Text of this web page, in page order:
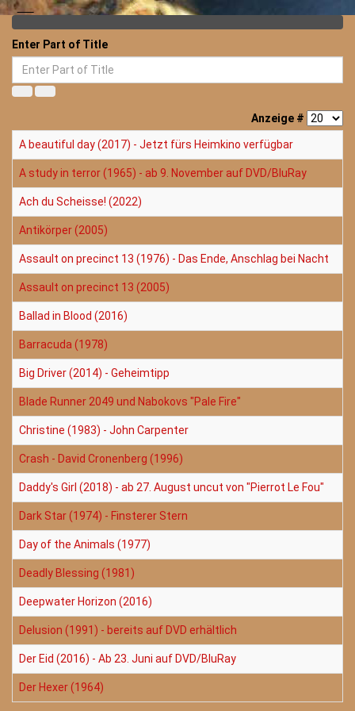
Enter Part of Title
Anzeige #
A beautiful day (2017) - Jetzt fürs Heimkino verfügbar
A study in terror (1965) - ab 9. November auf DVD/BluRay
Ach du Scheisse! (2022)
Antikörper (2005)
Assault on precinct 13 (1976) - Das Ende, Anschlag bei Nacht
Assault on precinct 13 (2005)
Ballad in Blood (2016)
Barracuda (1978)
Big Driver (2014) - Geheimtipp
Blade Runner 2049 und Nabokovs "Pale Fire"
Christine (1983) - John Carpenter
Crash - David Cronenberg (1996)
Daddy's Girl (2018) - ab 27. August uncut von "Pierrot Le Fou"
Dark Star (1974) - Finsterer Stern
Day of the Animals (1977)
Deadly Blessing (1981)
Deepwater Horizon (2016)
Delusion (1991) - bereits auf DVD erhältlich
Der Eid (2016) - Ab 23. Juni auf DVD/BluRay
Der Hexer (1964)